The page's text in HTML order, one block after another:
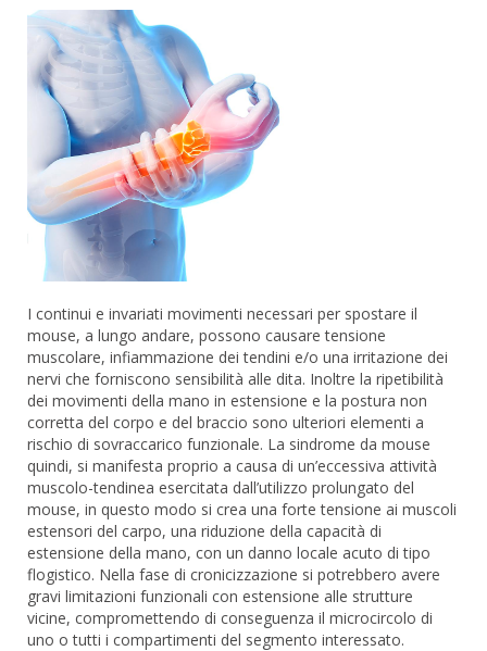
I continui e invariati movimenti necessari per spostare il
mouse, a lungo andare, possono causare tensione
muscolare, infiammazione dei tendini e/o una irritazione dei
nervi che forniscono sensibilità alle dita. Inoltre la ripetibilità
dei movimenti della mano in estensione e la postura non
corretta del corpo e del braccio sono ulteriori elementi a
rischio di sovraccarico funzionale. La sindrome da mouse
quindi, si manifesta proprio a causa di un’eccessiva attività
muscolo-tendinea esercitata dall’utilizzo prolungato del
mouse, in questo modo si crea una forte tensione ai muscoli
estensori del carpo, una riduzione della capacità di
estensione della mano, con un danno locale acuto di tipo
flogistico. Nella fase di cronicizzazione si potrebbero avere
gravi limitazioni funzionali con estensione alle strutture
vicine, compromettendo di conseguenza il microcircolo di
uno o tutti i compartimenti del segmento interessato.